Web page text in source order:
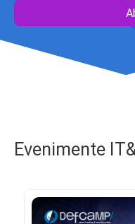
Evenimente